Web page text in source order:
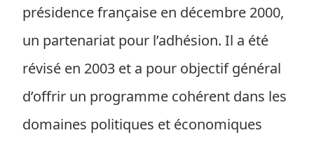
présidence française en décembre 2000,
un partenariat pour l’adhésion. Il a été
révisé en 2003 et a pour objectif général
d’offrir un programme cohérent dans les
domaines politiques et économiques